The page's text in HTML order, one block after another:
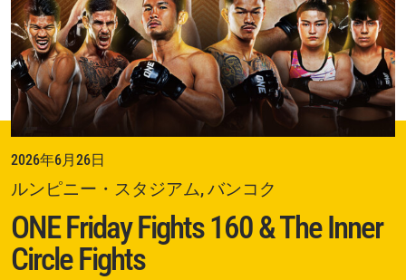
2026年6月26日
ルンピニー・スタジアム, バンコク
ONE Friday Fights 160 & The Inner
Circle Fights